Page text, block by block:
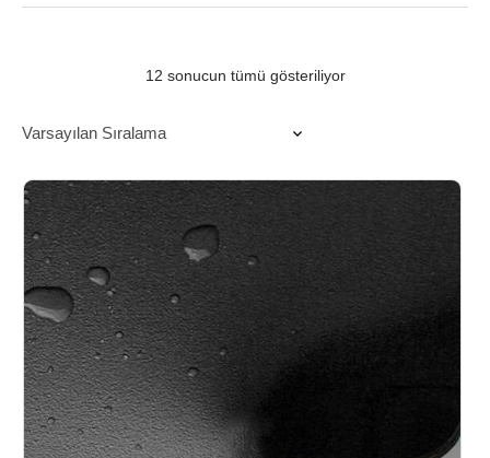
12 sonucun tümü gösteriliyor